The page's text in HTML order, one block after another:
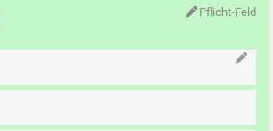
Pflicht-Feld